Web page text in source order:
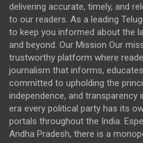
delivering accurate, timely, and
to our readers. As a leading
to keep you informed about the
and beyond. Our Mission Our
trustworthy platform where
journalism that informs,
committed to upholding the
independence, and transparency
era every political party has its
portals throughout the India.
Andha Pradesh, there is a